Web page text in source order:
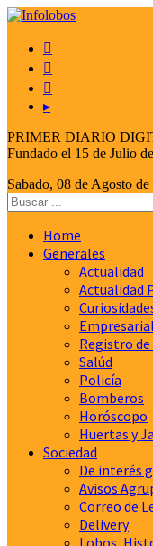



▸
PRIMER DIARIO
Fundado el 15 de Julio
Sabado, 08 de Agosto
Home
Generales
Actualidad
Actualidad
Registro
Salúd
Policía
Bomberos
Horóscopo
Huertas y
Sociedad
De interés
Avisos
Correo de
Delivery
Lobos,